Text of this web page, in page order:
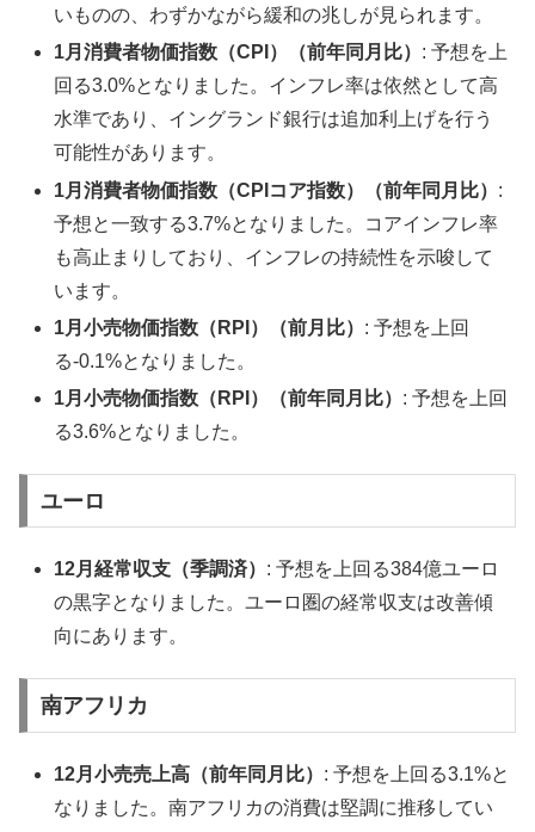
いものの、わずかながら緩和の兆しが見られます。
1月消費者物価指数（CPI）（前年同月比） : 予想を上
回る3.0%となりました。インフレ率は依然として高
水準であり、イングランド銀行は追加利上げを行う
可能性があります。
1月消費者物価指数（CPIコア指数）（前年同月比） :
予想と一致する3.7%となりました。コアインフレ率
も高止まりしており、インフレの持続性を示唆して
います。
1月小売物価指数（RPI）（前月比） : 予想を上回
る-0.1%となりました。
1月小売物価指数（RPI）（前年同月比） : 予想を上回
る3.6%となりました。
ユーロ
12月経常収支（季調済） : 予想を上回る384億ユーロ
の黒字となりました。ユーロ圏の経常収支は改善傾
向にあります。
南アフリカ
12月小売売上高（前年同月比） : 予想を上回る3.1%と
なりました。南アフリカの消費は堅調に推移してい